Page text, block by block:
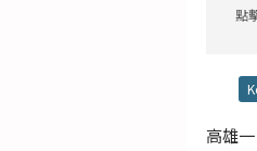
點
高雄